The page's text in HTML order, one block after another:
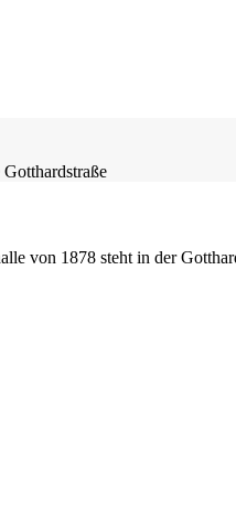
von 1878 steht in der